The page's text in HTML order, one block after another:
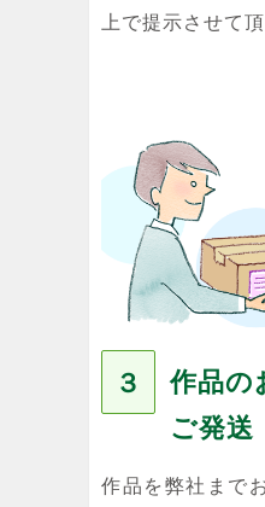
上で提示させて
３
作品の
ご発送
作品を弊社まで